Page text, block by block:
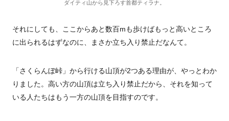
ダイティ山から見下ろす首都ティラナ。
それにしても、ここからあと数百mも歩けばもっと高いところ
に出られるはずなのに、まさか立ち入り禁止だなんて。
「さくらんぼ峠」から行ける山頂が2つある理由が、やっとわか
りました。高い方の山頂は立ち入り禁止だから、それを知って
いる人たちはもう一方の山頂を目指すのです。